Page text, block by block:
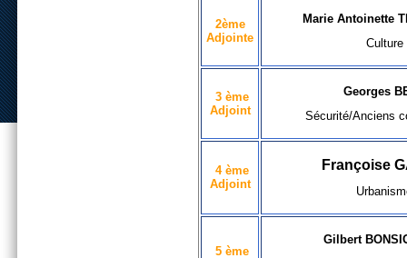
2ème
Adjointe
Marie Antoinette
Culture
3 ème
Adjoint
Georges
Sécurité/Anciens
4 ème
Adjoint
Françoise
5 ème
Gilbert